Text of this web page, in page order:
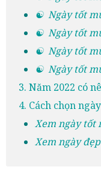
☯ Ngày tốt
☯ Ngày tốt
☯ Ngày tốt
☯ Ngày tốt
3. Năm 2022 có
4. Cách chọn
Xem ngày tốt
Xem ngày